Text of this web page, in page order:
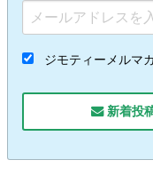
ジモティーメルマ
新着投